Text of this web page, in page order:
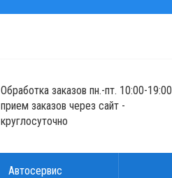
Обработка заказов пн.-пт. 10:00-19:00
прием заказов через сайт -
круглосуточно
Автосервис